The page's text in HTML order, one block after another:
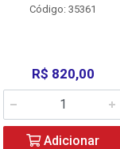
Código: 35361
R$ 820,00
Adicionar